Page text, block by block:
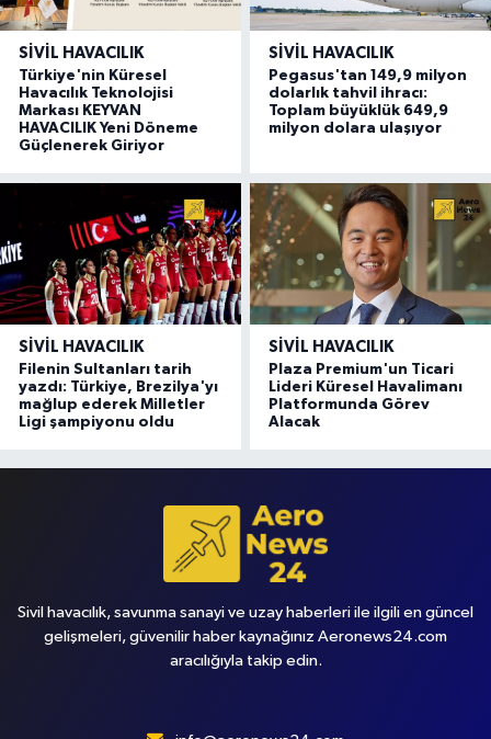
SIVIL HAVACILIK
Türkiye'nin Küresel
Havacılık Teknolojisi
Markası KEYVAN
HAVACILIK Yeni Döneme
Güçlenerek Giriyor
SIVIL HAVACILIK
Pegasus'tan 149,9 milyon
dolarlık tahvil ihracı:
Toplam büyüklük 649,9
milyon dolara ulaşıyor
SIVIL HAVACILIK
Filenin Sultanları tarih
yazdı: Türkiye, Brezilya'yı
mağlup ederek Milletler
Ligi şampiyonu oldu
SIVIL HAVACILIK
Plaza Premium'un Ticari
Lideri Küresel Havalimanı
Platformunda Görev
Alacak
Sivil havacılık, savunma sanayi ve uzay haberleri ile ilgili en güncel
gelişmeleri, güvenilir haber kaynağınız Aeronews24.com
aracılığıyla takip edin.